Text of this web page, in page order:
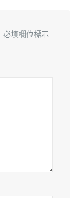
必填欄位標示